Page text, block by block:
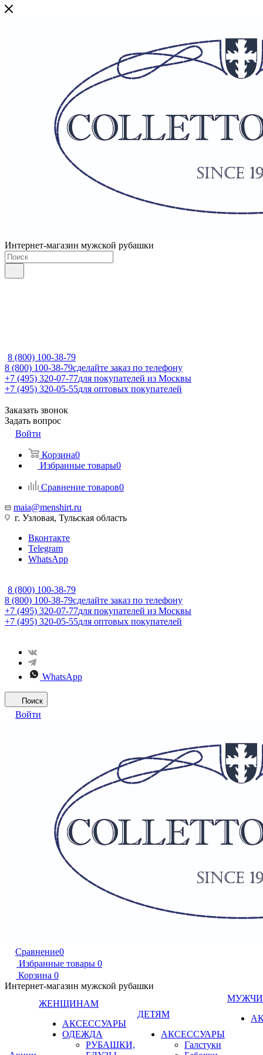
Интернет-магазин мужской рубашки
8 (800) 100-38-79
8 (800) 100-38-79сделайте заказ по телефону
+7 (495) 320-07-77для покупателей из Москвы
+7 (495) 320-05-55для оптовых покупателей
Заказать звонок
Задать вопрос
Войти
Корзина0
Избранные товары0
Сравнение товаров0
maia@menshirt.ru
г. Узловая, Тульская область
Вконтакте
Telegram
WhatsApp
8 (800) 100-38-79
8 (800) 100-38-79сделайте заказ по телефону
+7 (495) 320-07-77для покупателей из Москвы
+7 (495) 320-05-55для оптовых покупателей
WhatsApp
Поиск
Войти
Сравнение0
Избранные товары 0
Корзина 0
Интернет-магазин мужской рубашки
ЖЕНЩИНАМ
АКСЕССУАРЫ
ОДЕЖДА
РУБАШКИ,
ДЕТЯМ
АКСЕССУАРЫ
Галстуки